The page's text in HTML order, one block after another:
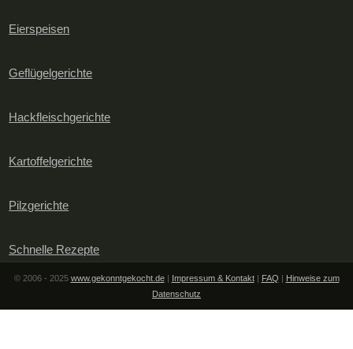
Eierspeisen
Geflügelgerichte
Hackfleischgerichte
Kartoffelgerichte
Pilzgerichte
Schnelle Rezepte
© 2006 - 2025 www.gekonntgekocht.de| Impressum & Kontakt| FAQ | Hinweise zum
Datenschutz